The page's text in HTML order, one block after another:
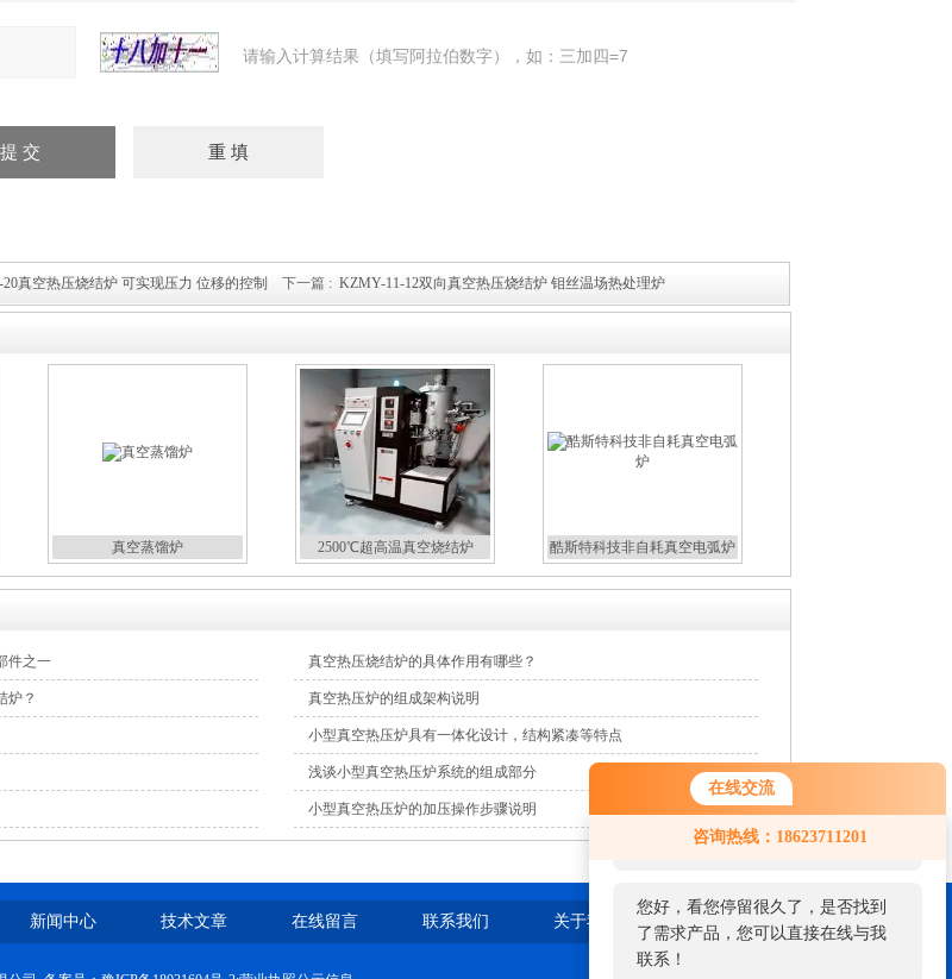
在线交流
咨询热线：18623711201
您好！欢迎前来咨询，很高兴为您
服务，请问您要咨询什么问题呢？
您好，看您停留很久了，是否找到
了需求产品，您可以直接在线与我
联系！
请输入计算结果（填写阿拉伯数字），如：三加四=7
真空热压烧结炉 可实现压力 位移的控制 下一篇 : KZMY-11-12双向真空热压烧结炉 钼丝温场热处理炉
真空蒸馏炉 2500℃超高温真空烧结炉 酷斯特科技非自耗真空电弧炉
件之一 真空热压烧结炉的具体作用有哪些？
炉？ 真空热压炉的组成架构说明
小型真空热压炉具有一体化设计，结构紧凑等特点
浅谈小型真空热压炉系统的组成部分
小型真空热压炉的加压操作步骤说明
新闻中心 技术文章 在线留言 联系我们 关于我们 站点地图